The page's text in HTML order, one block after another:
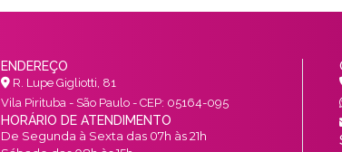
ENDEREÇO
R. Lupe Gigliotti, 81
Vila Pirituba - São Paulo - CEP: 05164-095
HORÁRIO DE ATENDIMENTO
De Segunda à Sexta das 07h às 21h